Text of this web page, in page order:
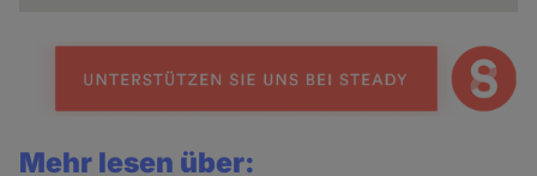
Mehr lesen über: